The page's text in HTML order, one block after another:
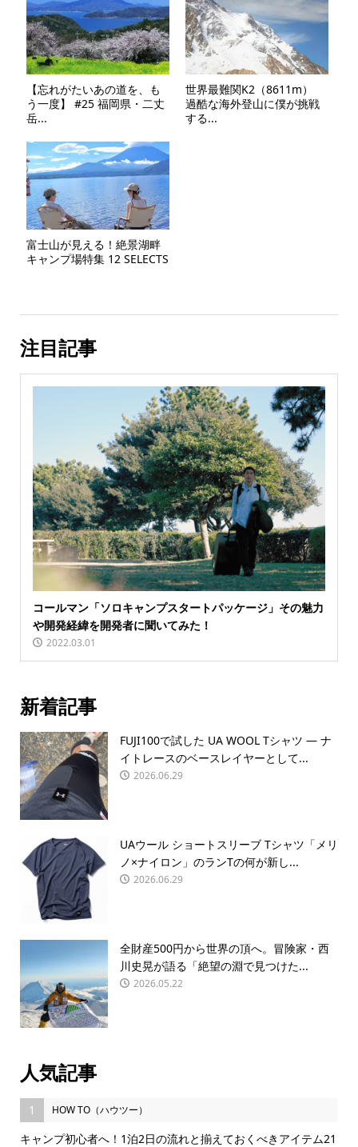
【忘れがたいあの道を、も
う一度】 #25 福岡県・二丈
岳...
世界最難関K2（8611m）
過酷な海外登山に僕が挑戦
する...
富士山が見える！絶景湖畔
キャンプ場特集 12 SELECTS
注目記事
コールマン「ソロキャンプスタートパッケージ」その魅力
や開発経緯を開発者に聞いてみた！
2022.03.01
新着記事
FUJI100で試した UA WOOL Tシャツ — ナ
イトレースのベースレイヤーとして...
2026.06.29
UAウール ショートスリーブ Tシャツ「メリ
ノ×ナイロン」のランTの何が新し...
2026.06.29
全財産500円から世界の頂へ。冒険家・西
川史晃が語る「絶望の淵で見つけた...
2026.05.22
人気記事
1 HOW TO（ハウツー）
キャンプ初心者へ！1泊2日の流れと揃えておくべきアイテム21